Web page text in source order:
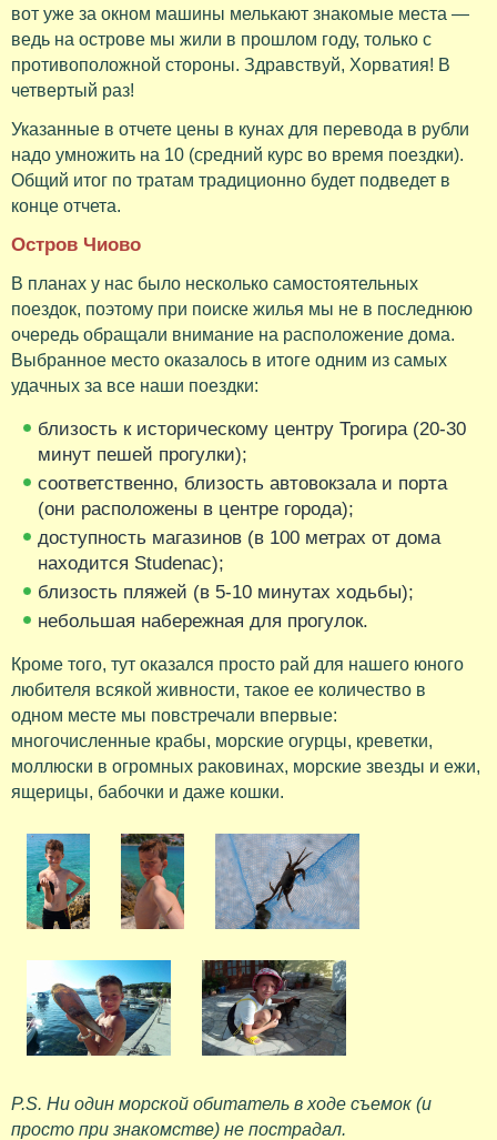
вот уже за окном машины мелькают знакомые места —
ведь на острове мы жили в прошлом году, только с
противоположной стороны. Здравствуй, Хорватия! В
четвертый раз!
Указанные в отчете цены в кунах для перевода в рубли
надо умножить на 10 (средний курс во время поездки).
Общий итог по тратам традиционно будет подведет в
конце отчета.
Остров Чиово
В планах у нас было несколько самостоятельных
поездок, поэтому при поиске жилья мы не в последнюю
очередь обращали внимание на расположение дома.
Выбранное место оказалось в итоге одним из самых
удачных за все наши поездки:
близость к историческому центру Трогира (20-30
минут пешей прогулки);
соответственно, близость автовокзала и порта
(они расположены в центре города);
доступность магазинов (в 100 метрах от дома
находится Studenac);
близость пляжей (в 5-10 минутах ходьбы);
небольшая набережная для прогулок.
Кроме того, тут оказался просто рай для нашего юного
любителя всякой живности, такое ее количество в
одном месте мы повстречали впервые:
многочисленные крабы, морские огурцы, креветки,
моллюски в огромных раковинах, морские звезды и ежи,
ящерицы, бабочки и даже кошки.
P.S. Ни один морской обитатель в ходе съемок (и
просто при знакомстве) не пострадал.